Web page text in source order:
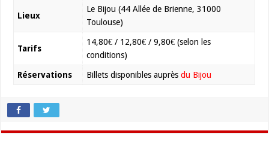
Lieux
Le Bijou (44 Allée de Brienne, 31000
Toulouse)
Tarifs
14,80€ / 12,80€ / 9,80€ (selon les
conditions)
Réservations Billets disponibles auprès du Bijou